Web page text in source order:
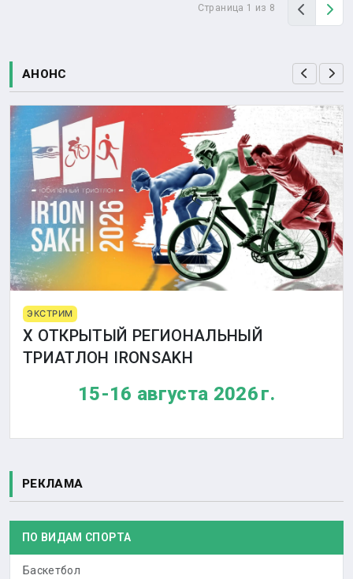
Страница 1 из 8 Назад
АНОНС
ЭКСТРИМ
X ОТКРЫТЫЙ РЕГИОНАЛЬНЫЙ
ТРИАТЛОН IRONSAKH
15-16 августа 2026 г.
РЕКЛАМА
ПО ВИДАМ СПОРТА
Баскетбол